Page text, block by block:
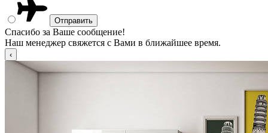
Спасибо за Ваше сообщение!
Наш менеджер свяжется с Вами в ближайшее время.